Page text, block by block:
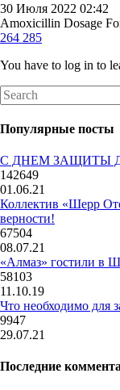
30 Июля 2022 02:42
Amoxicillin Dosage
264 285
You have to log in to
Популярные посты
С ДНЕМ ЗАЩИТЫ
142649
01.06.21
Коллектив «Шерр
верности!
67504
08.07.21
«Алмаз» гостили в
58103
11.10.19
Что необходимо для
9947
29.07.21
Последние